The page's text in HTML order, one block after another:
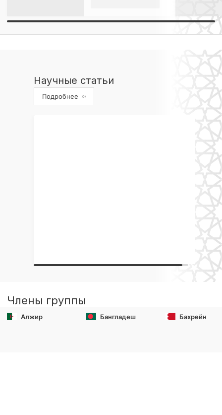
Научные статьи
Подробнее ›››
Члены группы
Алжир Бангладеш Бахрейн